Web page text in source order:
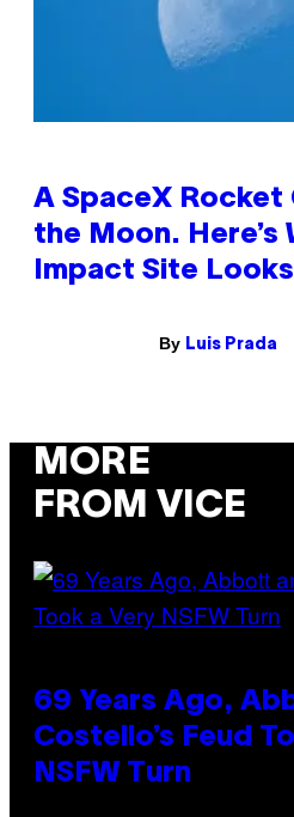
A SpaceX Rocket
the Moon. Here’s
Impact Site
By Luis Prada
MORE
FROM VICE
69 Years Ago,
Costello’s Feud
NSFW Turn